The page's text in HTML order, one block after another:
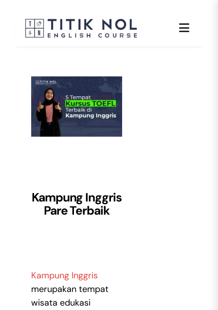
content
Kampung Inggris
Pare Terbaik
Kampung Inggris
merupakan tempat
wisata edukasi